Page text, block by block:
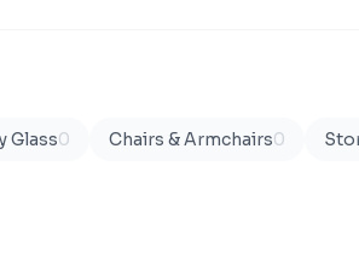
Glass0 Chairs & Armchairs0